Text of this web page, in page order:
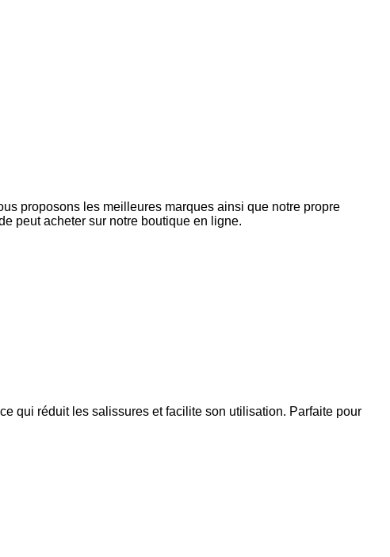
proposons les meilleures marques ainsi que notre propre
peut acheter sur notre boutique en ligne.
qui réduit les salissures et facilite son utilisation. Parfaite pour